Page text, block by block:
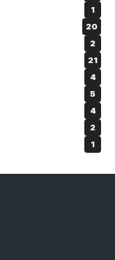
1
20
2
21
4
5
4
2
1